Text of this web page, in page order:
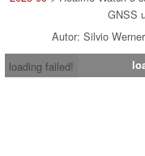
GNSS
Autor: Silvio
loading failed!